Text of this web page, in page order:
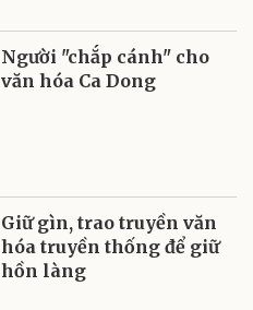
Người "chắp cánh" cho
văn hóa Ca Dong
Giữ gìn, trao truyền văn
hóa truyền thống để giữ
hồn làng